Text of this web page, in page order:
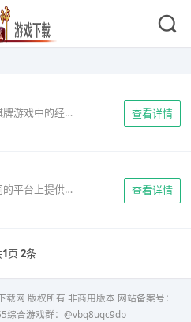
经典牛牛游戏作为棋牌游戏中的经典代表，以其简单易懂的规则、丰富的玩法和独特的策略性，深受广大玩家的喜爱。通过合法的正规棋牌类游戏下载网站，玩家可以在安全、愉快的环境中享受牛牛游戏带来的乐趣。... 查看详情
七癞牛牛游戏在不同的平台上提供了丰富的游戏体验。无论是移动端还是PC端，游戏的界面设计和操作流程都进行了优化。在移动端，方便玩家随时随地进行游戏，利用碎片化时间享受棋牌乐趣... 查看详情
1页 2条
网 版权所有 非商用版本 网站备案号：
综合游戏群：@vbq8uqc9dp